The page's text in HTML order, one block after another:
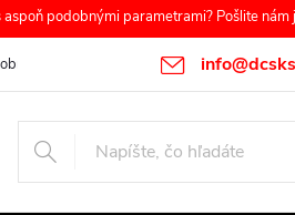
podobnými parametrami? Pošlite
údajov Reklamačné podmienky